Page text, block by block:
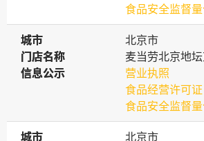
食品安全监督
城市
城市
北京市
门店名称
门店名称
麦当劳北京地
信息公示
信息公示
营业执照
食品经营许可证
食品安全监督
城市
城市
北京市